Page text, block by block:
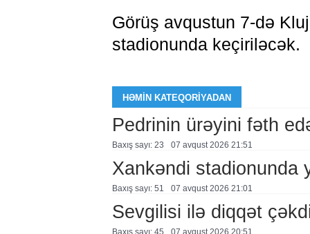
Görüş avqustun 7-də
stadionunda keçiriləcək.
HƏMIN KATEQORIYADAN
Pedrinin ürəyini fəth
Baxış sayı: 23 07 avqust 2026 21:51
Xankəndi stadionunda
Baxış sayı: 51 07 avqust 2026 21:01
Sevgilisi ilə diqqət
Baxış sayı: 45 07 avqust 2026 20:51